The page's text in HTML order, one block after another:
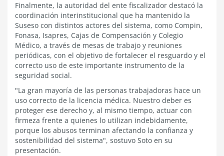
Finalmente, la autoridad del ente fiscalizador destacó la
coordinación interinstitucional que ha mantenido la
Suseso con distintos actores del sistema, como Compin,
Fonasa, Isapres, Cajas de Compensación y Colegio
Médico, a través de mesas de trabajo y reuniones
periódicas, con el objetivo de fortalecer el resguardo y el
correcto uso de este importante instrumento de la
seguridad social.
"La gran mayoría de las personas trabajadoras hace un
uso correcto de la licencia médica. Nuestro deber es
proteger ese derecho y, al mismo tiempo, actuar con
firmeza frente a quienes lo utilizan indebidamente,
porque los abusos terminan afectando la confianza y
sostenibilidad del sistema", sostuvo Soto en su
presentación.